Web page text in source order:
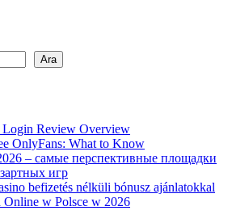
Ara
Login Review Overview
OnlyFans: What to Know
– самые перспективные площадки
игр
befizetés nélküli bónusz ajánlatokkal
Online w Polsce w 2026